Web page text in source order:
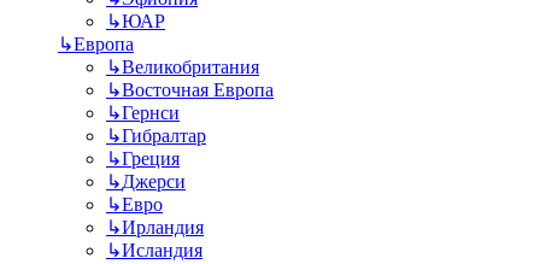
↳ЮАР
↳Европа
↳Великобритания
↳Восточная Европа
↳Гернси
↳Гибралтар
↳Греция
↳Джерси
↳Евро
↳Ирландия
↳Исландия